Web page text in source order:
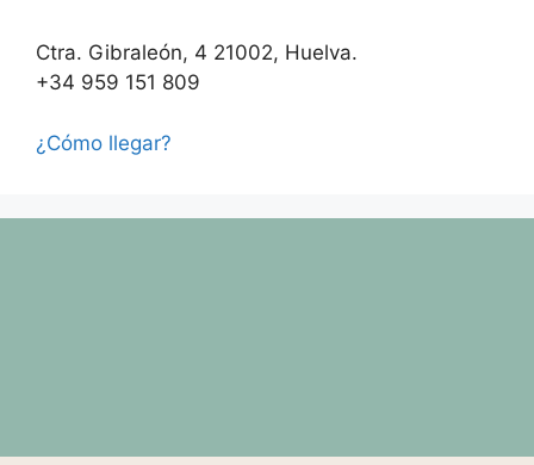
Ctra. Gibraleón, 4 21002, Huelva.
+34 959 151 809
¿Cómo llegar?